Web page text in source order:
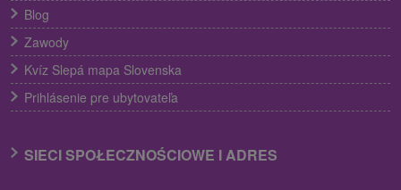
Blog
Zawody
Kvíz Slepá mapa Slovenska
Prihlásenie pre ubytovateľa
SIECI SPOŁECZNOŚCIOWE I ADRES